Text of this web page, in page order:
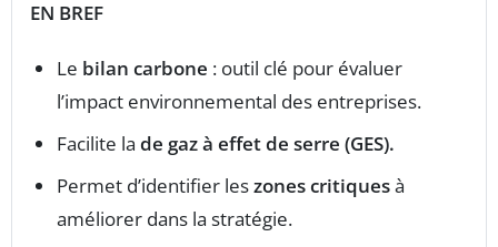
EN BREF
Le bilan carbone : outil clé pour évaluer
l’impact environnemental des entreprises.
Facilite la de gaz à effet de serre (GES).
Permet d’identifier leszones critiquesà
améliorer dans la stratégie.